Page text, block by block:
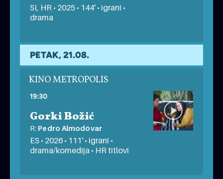
SI, HR • 2025 • 144' • igrani •
drama
PETAK, 21.08.
KINO METROPOLIS
19:30
Gorki Božić
R: Pedro Almodóvar
ES • 2026 • 111' • igrani •
drama/komedija • HR titlovi